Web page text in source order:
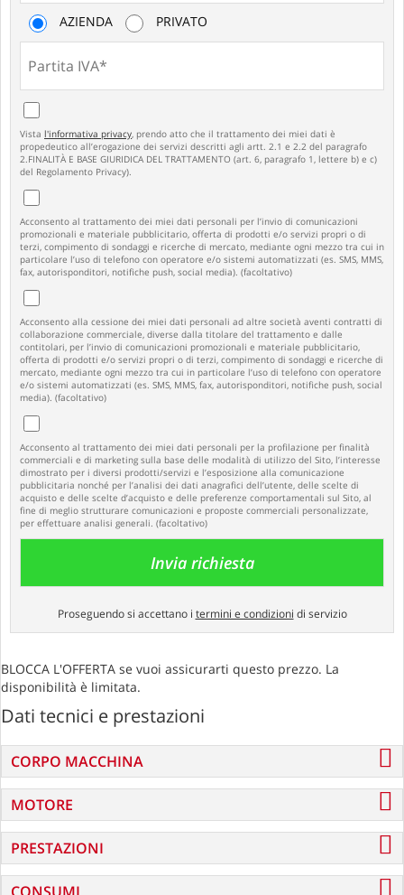
AZIENDA PRIVATO
Vista l'informativa privacy , prendo atto che il trattamento dei miei dati è
propedeutico all’erogazione dei servizi descritti agli artt. 2.1 e 2.2 del paragrafo
2.FINALITÀ E BASE GIURIDICA DEL TRATTAMENTO (art. 6, paragrafo 1, lettere b) e c)
del Regolamento Privacy).
Acconsento al trattamento dei miei dati personali per l’invio di comunicazioni
promozionali e materiale pubblicitario, offerta di prodotti e/o servizi propri o di
terzi, compimento di sondaggi e ricerche di mercato, mediante ogni mezzo tra cui in
particolare l’uso di telefono con operatore e/o sistemi automatizzati (es. SMS, MMS,
fax, autorisponditori, notifiche push, social media). (facoltativo)
Acconsento alla cessione dei miei dati personali ad altre società aventi contratti di
collaborazione commerciale, diverse dalla titolare del trattamento e dalle
contitolari, per l’invio di comunicazioni promozionali e materiale pubblicitario,
offerta di prodotti e/o servizi propri o di terzi, compimento di sondaggi e ricerche di
mercato, mediante ogni mezzo tra cui in particolare l’uso di telefono con operatore
e/o sistemi automatizzati (es. SMS, MMS, fax, autorisponditori, notifiche push, social
media). (facoltativo)
Acconsento al trattamento dei miei dati personali per la profilazione per finalità
commerciali e di marketing sulla base delle modalità di utilizzo del Sito, l’interesse
dimostrato per i diversi prodotti/servizi e l’esposizione alla comunicazione
pubblicitaria nonché per l’analisi dei dati anagrafici dell’utente, delle scelte di
acquisto e delle scelte d’acquisto e delle preferenze comportamentali sul Sito, al
fine di meglio strutturare comunicazioni e proposte commerciali personalizzate,
per effettuare analisi generali. (facoltativo)
Proseguendo si accettano i termini e condizioni di servizio
BLOCCA L'OFFERTA se vuoi assicurarti questo prezzo. La
disponibilità è limitata.
Dati tecnici e prestazioni
CORPO MACCHINA
MOTORE
PRESTAZIONI
CONSUMI